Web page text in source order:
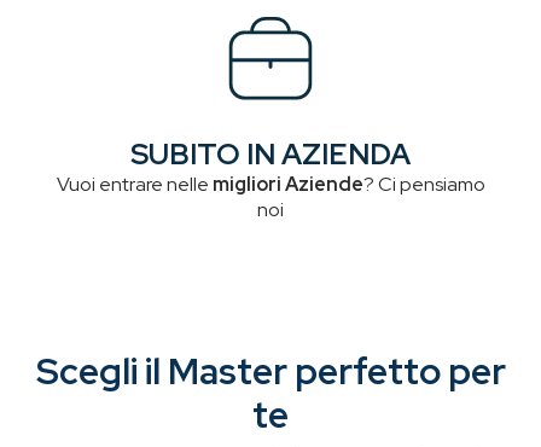
SUBITO IN AZIENDA
Vuoi entrare nelle migliori Aziende? Ci pensiamo
noi
Scegli il Master perfetto per
te